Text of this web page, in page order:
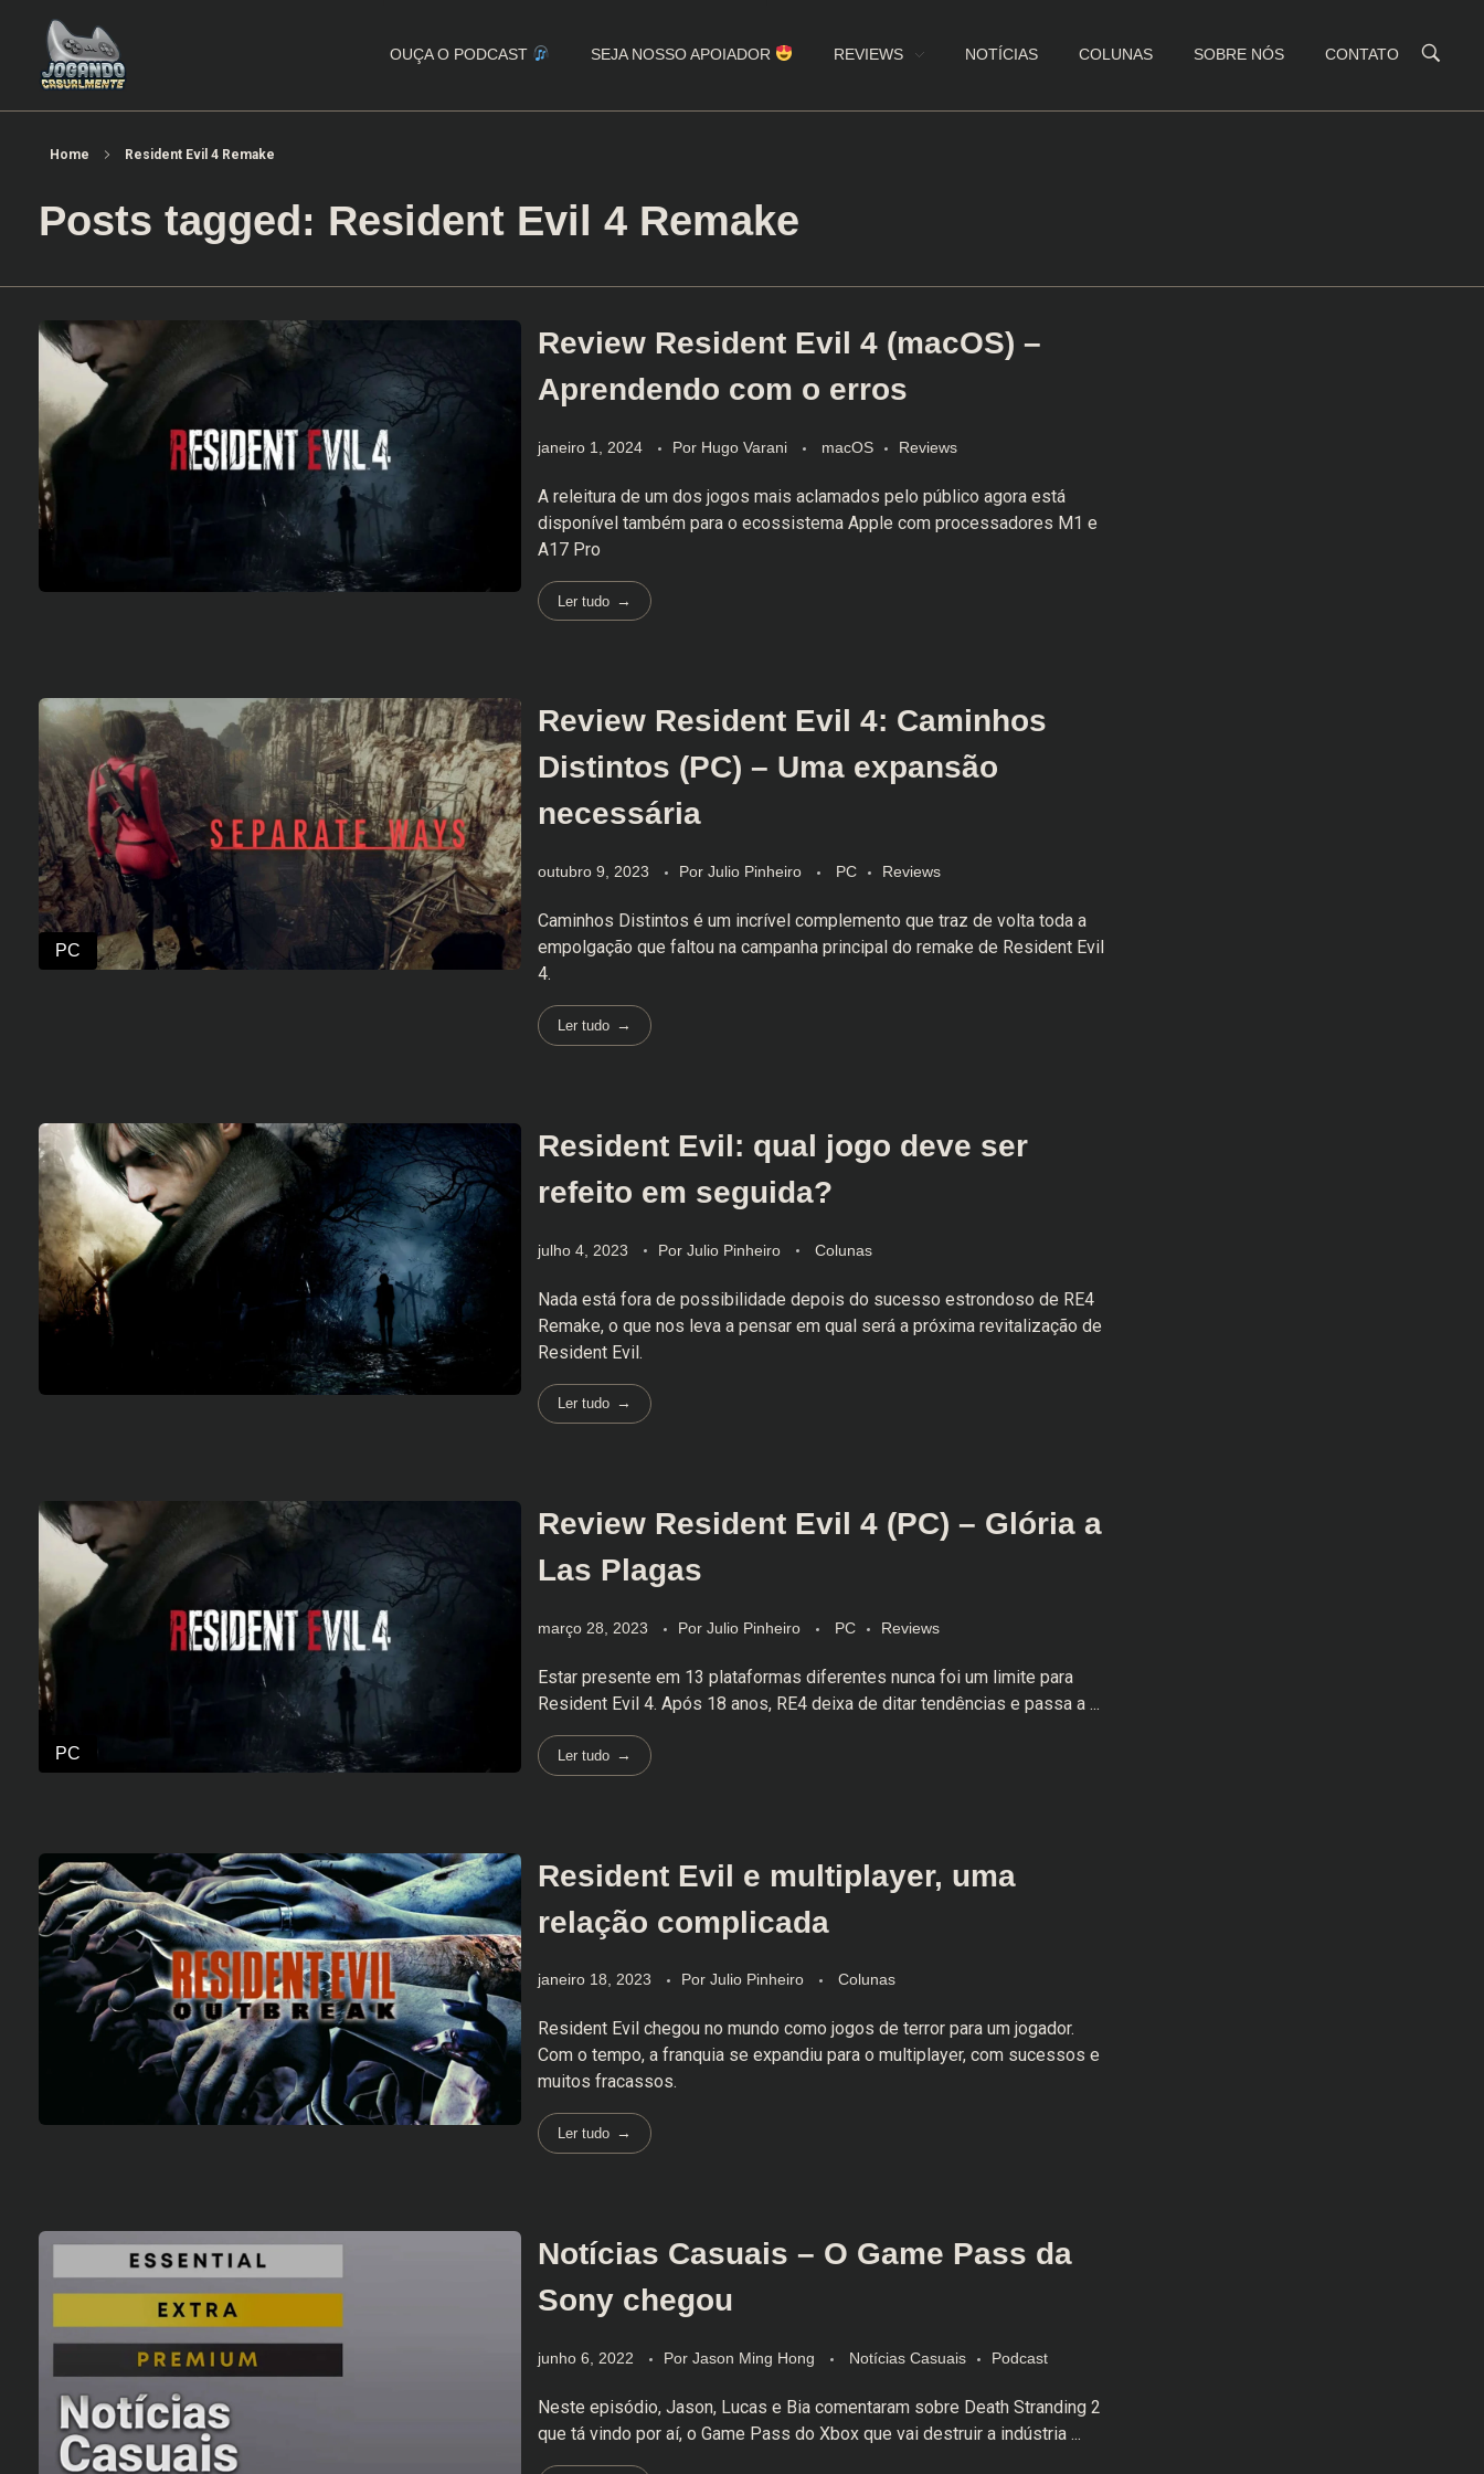
OUÇA O PODCAST SEJA NOSSO APOIADOR REVIEWS NOTÍCIAS COLUNAS SOBRE NÓS CONTATO
Home Resident Evil 4 Remake
Posts tagged: Resident Evil 4 Remake
Review Resident Evil 4 (macOS) –
Aprendendo com o erros
janeiro 1, 2024 Por Hugo Varani macOS Reviews
A releitura de um dos jogos mais aclamados pelo público agora está
disponível também para o ecossistema Apple com processadores M1 e
A17 Pro
Ler tudo
Review Resident Evil 4: Caminhos
Distintos (PC) – Uma expansão
necessária
outubro 9, 2023 Por Julio Pinheiro PC Reviews
Caminhos Distintos é um incrível complemento que traz de volta toda a
empolgação que faltou na campanha principal do remake de Resident Evil
4.
Ler tudo
Resident Evil: qual jogo deve ser
refeito em seguida?
julho 4, 2023 Por Julio Pinheiro Colunas
Nada está fora de possibilidade depois do sucesso estrondoso de RE4
Remake, o que nos leva a pensar em qual será a próxima revitalização de
Resident Evil.
Ler tudo
Review Resident Evil 4 (PC) – Glória a
Las Plagas
março 28, 2023 Por Julio Pinheiro PC Reviews
Estar presente em 13 plataformas diferentes nunca foi um limite para
Resident Evil 4. Após 18 anos, RE4 deixa de ditar tendências e passa a ...
Ler tudo
Resident Evil e multiplayer, uma
relação complicada
janeiro 18, 2023 Por Julio Pinheiro Colunas
Resident Evil chegou no mundo como jogos de terror para um jogador.
Com o tempo, a franquia se expandiu para o multiplayer, com sucessos e
muitos fracassos.
Ler tudo
Notícias Casuais – O Game Pass da
Sony chegou
junho 6, 2022 Por Jason Ming Hong Notícias Casuais Podcast
Neste episódio, Jason, Lucas e Bia comentaram sobre Death Stranding 2
que tá vindo por aí, o Game Pass do Xbox que vai destruir a indústria ...